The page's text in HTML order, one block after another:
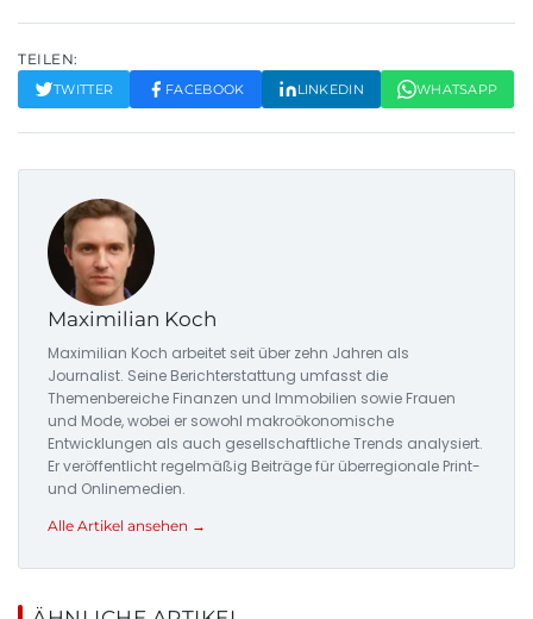
TEILEN:
TWITTER FACEBOOK LINKEDIN WHATSAPP
Maximilian Koch
Maximilian Koch arbeitet seit über zehn Jahren als
Journalist. Seine Berichterstattung umfasst die
Themenbereiche Finanzen und Immobilien sowie Frauen
und Mode, wobei er sowohl makroökonomische
Entwicklungen als auch gesellschaftliche Trends analysiert.
Er veröffentlicht regelmäßig Beiträge für überregionale Print-
und Onlinemedien.
Alle Artikel ansehen →